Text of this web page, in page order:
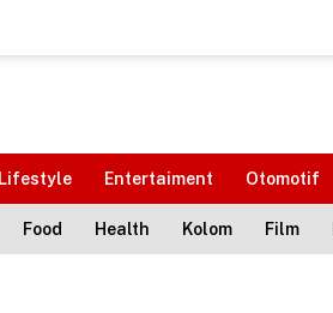
Lifestyle Entertaiment Otomotif
Food Health Kolom Film